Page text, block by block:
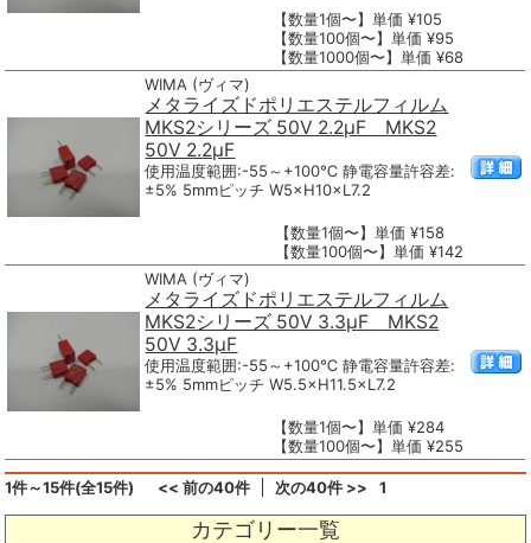
カテゴリー一覧
【数量1個〜】単価 ¥105
【数量100個〜】単価 ¥95
【数量1000個〜】単価 ¥68
WIMA (ヴィマ)
メタライズドポリエステルフィルム
MKS2シリーズ 50V 2.2μF MKS2
50V 2.2μF
使用温度範囲:-55～+100℃ 静電容量許容差:
±5% 5mmピッチ W5×H10×L7.2
【数量1個〜】単価 ¥158
【数量100個〜】単価 ¥142
WIMA (ヴィマ)
メタライズドポリエステルフィルム
MKS2シリーズ 50V 3.3μF MKS2
50V 3.3μF
使用温度範囲:-55～+100℃ 静電容量許容差:
±5% 5mmピッチ W5.5×H11.5×L7.2
【数量1個〜】単価 ¥284
【数量100個〜】単価 ¥255
1件～15件(全15件) << 前の40件 次の40件 >> 1